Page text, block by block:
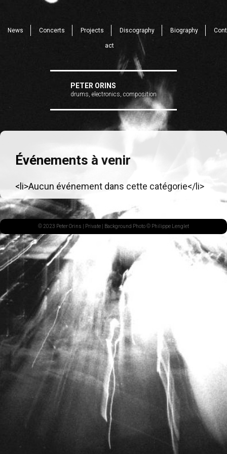
News Concerts Projects Discography Biography Cont
act
PETER ORINS
drums, electronics, composition
Événements à venir
<li>Aucun événement dans cette catégorie</li>
© 2023 Peter Orins | Private | Background Photo © Philippe Lenglet